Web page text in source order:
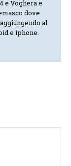
e Voghera e
dove
al
e Iphone.